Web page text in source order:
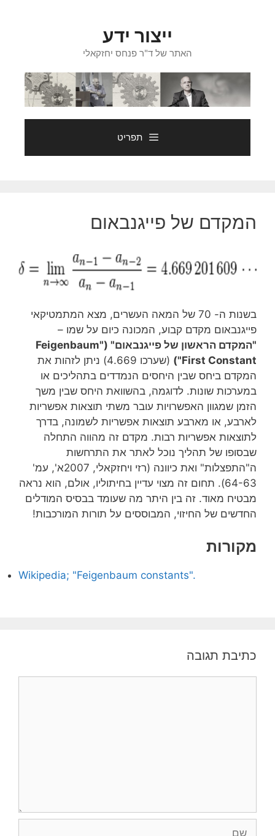
ייצור ידע
האתר של ד"ר פנחס יחזקאלי
תפריט
המקדם של פייגנבאום
בשנות ה- 70 של המאה העשרים, מצא המתמטיקאי
פייגנבאום מקדם קבוע, המכונה כיום על שמו –
"המקדם הראשון של פייגנבאום" ("Feigenbaum
First Constant")
(שערכו 4.669) ניתן לזהות את
המקדם ביחס שבין היחסים הנמדדים בתהליכים או
במערכות שונות. לדוגמה, בהשוואת היחס שבין משך
הזמן שמגוון האפשרויות עובר משתי תוצאות אפשריות
לארבע, או מארבע תוצאות אפשריות לשמונה, בדרך
לתוצאות אפשריות רבות. מקדם זה מהווה התחלה
שבסופו של תהליך נוכל לאתר את התרחשות
ה"התפצלות" ואת כיוונה (רזי ויחזקאלי, 2007א', עמ'
64-63). תחום זה מצוי עדיין בחיתוליו, אולם, הוא נראה
מבטיח מאוד. זה בין היתר מה שעומד בבסיס המודלים
החדשים של החיזוי, המבוססים על תורות המורכבות!
מקורות
Wikipedia; "Feigenbaum constants".
כתיבת תגובה